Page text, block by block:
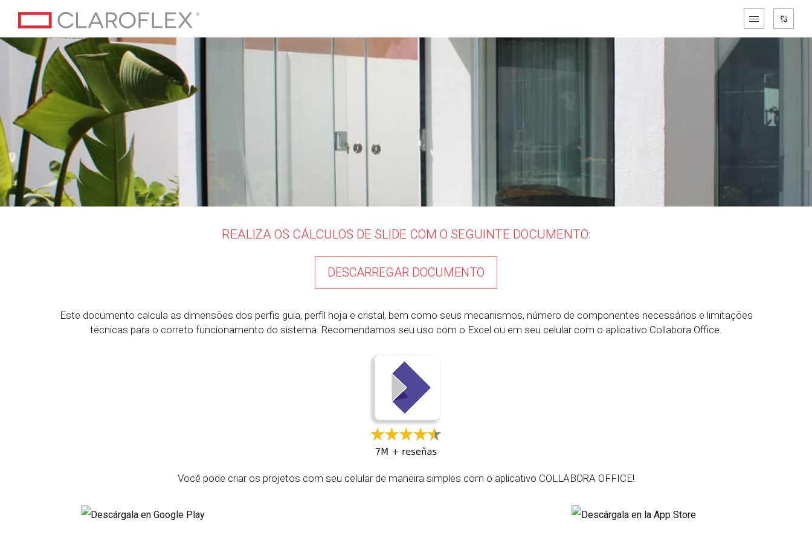
REALIZA OS CÁLCULOS DE SLIDE COM O SEGUINTE DOCUMENTO:
DESCARREGAR DOCUMENTO
Este documento calcula as dimensões dos perfis guia, perfil hoja e cristal, bem como seus mecanismos, número de componentes necessários e limitações
técnicas para o correto funcionamento do sistema. Recomendamos seu uso com o Excel ou em seu celular com o aplicativo Collabora Office.
Você pode criar os projetos com seu celular de maneira simples com o aplicativo COLLABORA OFFICE!